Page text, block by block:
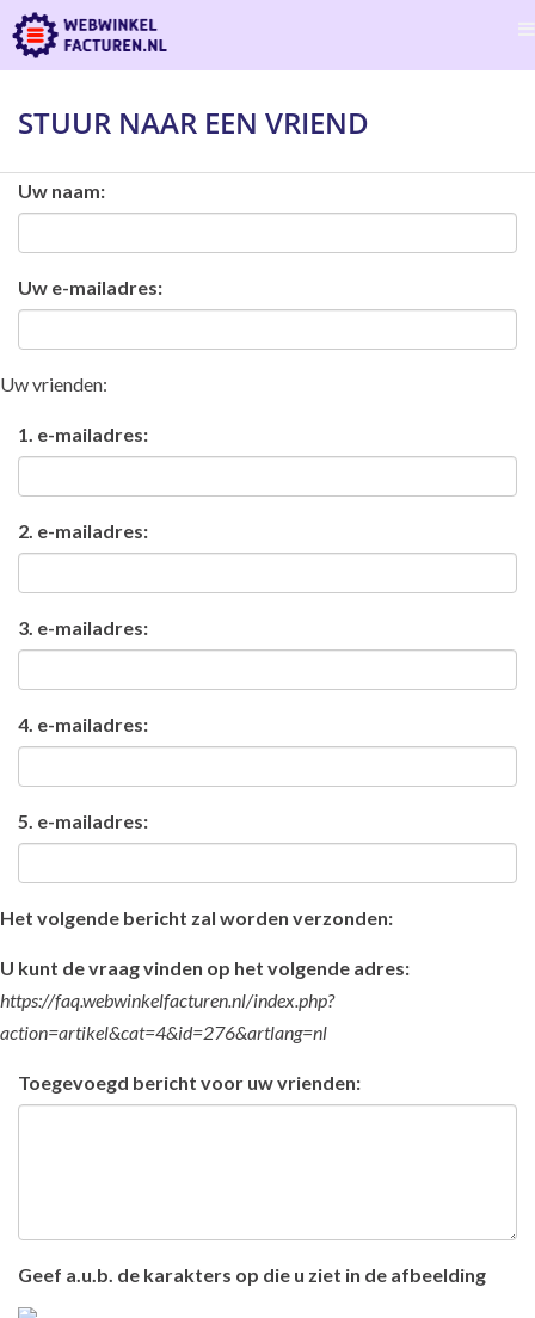
STUUR NAAR EEN VRIEND
Uw naam:
Uw e-mailadres:
Uw vrienden:
1. e-mailadres:
2. e-mailadres:
3. e-mailadres:
4. e-mailadres:
5. e-mailadres:
Het volgende bericht zal worden verzonden:
U kunt de vraag vinden op het volgende adres:
https://faq.webwinkelfacturen.nl/index.php?
action=artikel&cat=4&id=276&artlang=nl
Toegevoegd bericht voor uw vrienden:
Geef a.u.b. de karakters op die u ziet in de afbeelding